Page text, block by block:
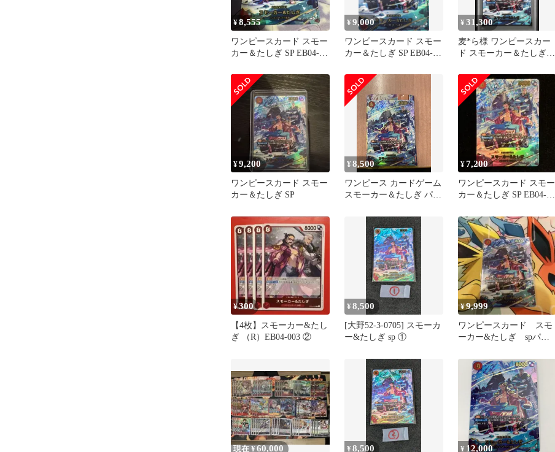
¥8,555
ワンピースカード スモー
カー＆たしぎ SP EB04-
¥9,000
ワンピースカード スモー
カー＆たしぎ SP EB04-
¥31,300
麦*ら様 ワンピースカー
ド スモーカー＆たしぎ
¥9,200
ワンピースカード スモー
カー＆たしぎ SP
¥8,500
ワンピース カードゲーム
スモーカー＆たしぎ パラ
¥7,200
ワンピースカード スモー
カー＆たしぎ SP EB04-
¥300
【4枚】スモーカー&たし
ぎ （R）EB04-003 ②
¥8,500
[大野52-3-0705] スモーカ
ー&たしぎ sp ①
¥9,999
ワンピースカード スモ
ーカー&たしぎ spパラ
現在 ¥60,000 ¥8,500 ¥ 12,000